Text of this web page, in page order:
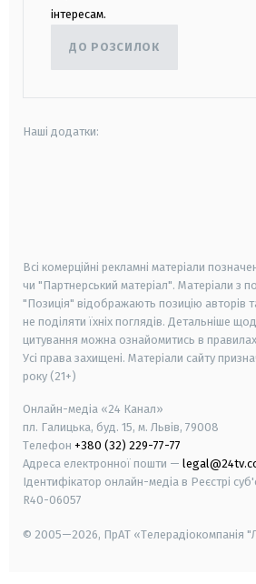
інтересам.
ДО РОЗСИЛОК
Наші додатки:
Всі комерційні рекламні матеріали
чи "Партнерський матеріал". Матеріали з
"Позиція" відображають позицію авторів
не поділяти їхніх поглядів. Детальніше
цитування можна ознайомитись в
Усі права захищені. Матеріали сайту
року (21+)
Онлайн-медіа «24 Канал»
пл. Галицька, буд. 15, м. Львів, 79008
Телефон +380 (32) 229-77-77
Адреса електронної пошти —
Ідентифікатор онлайн-медіа в Реєстрі
R40-06057
© 2005—2026, ПрАТ «Телерадіокомпанія